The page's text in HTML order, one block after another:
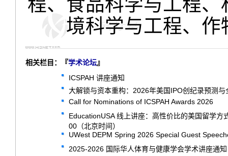
境科学与工程、
相关栏目：『学术论坛』
ICSPAH 讲座通知
大解锁与资本重构：2026年美国IPO创纪录预测
Call for Nominations of ICSPAH Awards 2026
EducationUSA 线上讲座：高性价比的美国留学
00（北京时间）
UWest DEPM Spring 2026 Special Guest
2025-2026 国际华人体育与健康学会学术讲座通知